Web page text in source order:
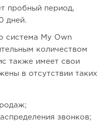
пробный период,
дней.
система My Own
количеством
также имеет свои
в отсутствии таких
звонков;